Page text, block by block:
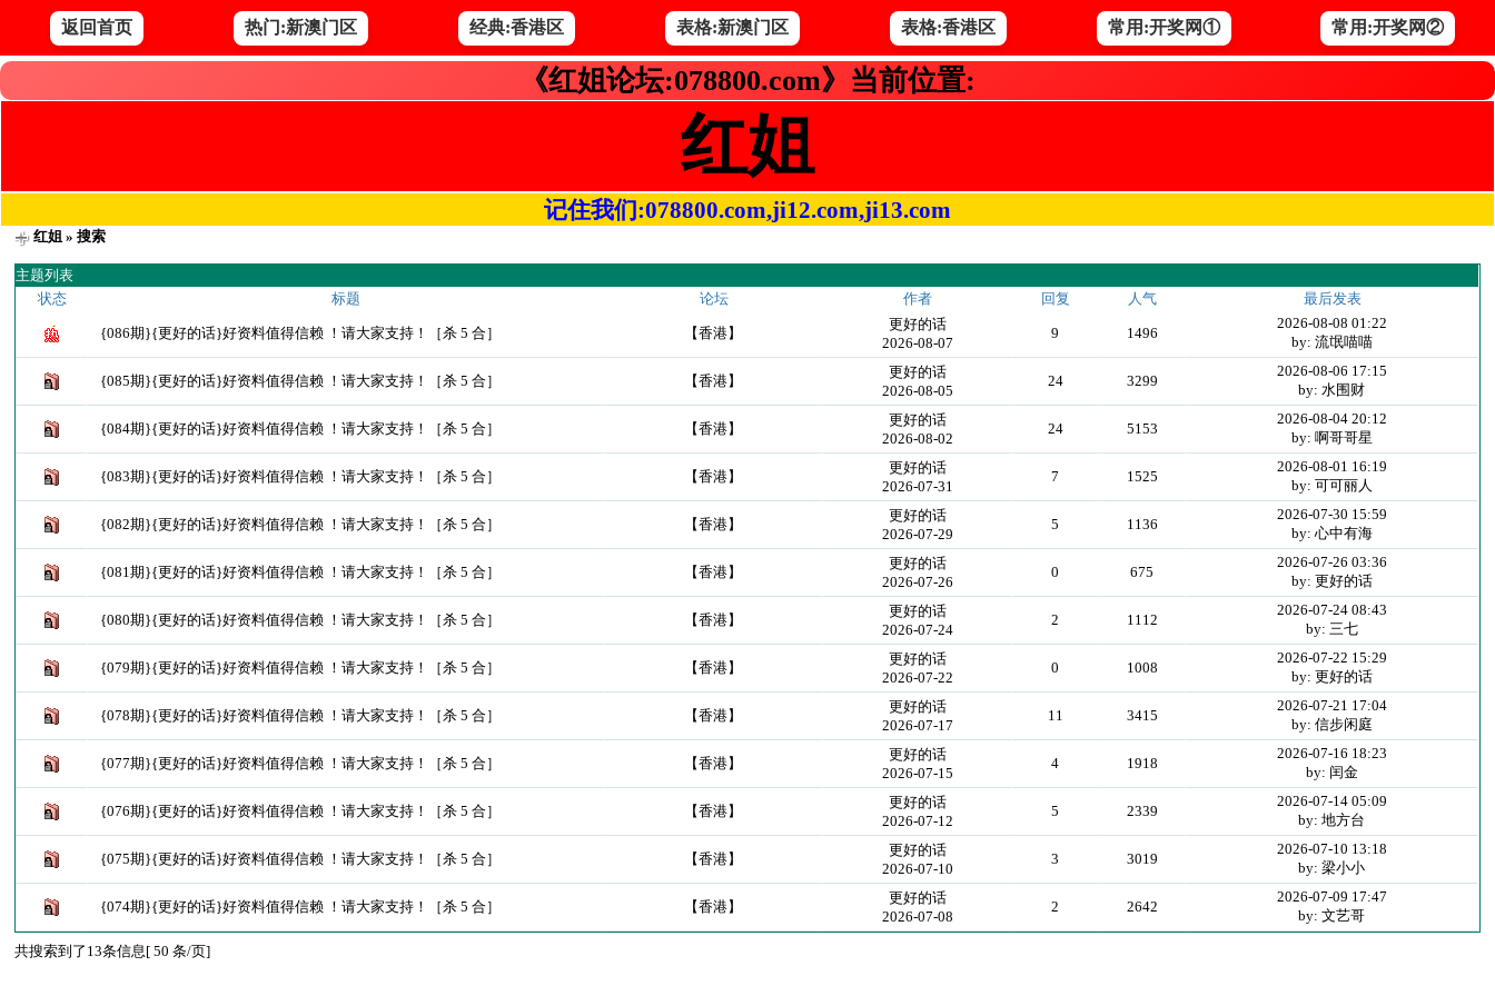
返回首页 热门:新澳门区 经典:香港区 表格:新澳门区 表格:香港区 常用:开奖网① 常用:开奖网②
《红姐论坛:078800.com》当前位置:
红姐
记住我们:078800.com,ji12.com,ji13.com
红姐 » 搜索
主题列表
状态
标题 论坛 作者 回复 人气 最后发表
{086期}{更好的话}好资料值得信赖 ！请大家支持！［杀 5 合］ 【香港】
更好的话
2026-08-07
9 1496
2026-08-08 01:22
by: 流氓喵喵
{085期}{更好的话}好资料值得信赖 ！请大家支持！［杀 5 合］ 【香港】
更好的话
2026-08-05
24 3299
2026-08-06 17:15
by: 水围财
{084期}{更好的话}好资料值得信赖 ！请大家支持！［杀 5 合］ 【香港】
更好的话
2026-08-02
24 5153
2026-08-04 20:12
by: 啊哥哥星
{083期}{更好的话}好资料值得信赖 ！请大家支持！［杀 5 合］ 【香港】
更好的话
2026-07-31
7 1525
2026-08-01 16:19
by: 可可丽人
{082期}{更好的话}好资料值得信赖 ！请大家支持！［杀 5 合］ 【香港】
更好的话
2026-07-29
5 1136
2026-07-30 15:59
by: 心中有海
{081期}{更好的话}好资料值得信赖 ！请大家支持！［杀 5 合］ 【香港】
更好的话
2026-07-26
0 675
2026-07-26 03:36
by: 更好的话
{080期}{更好的话}好资料值得信赖 ！请大家支持！［杀 5 合］ 【香港】
更好的话
2026-07-24
2 1112
2026-07-24 08:43
by: 三七
{079期}{更好的话}好资料值得信赖 ！请大家支持！［杀 5 合］ 【香港】
更好的话
2026-07-22
0 1008
2026-07-22 15:29
by: 更好的话
{078期}{更好的话}好资料值得信赖 ！请大家支持！［杀 5 合］ 【香港】
更好的话
2026-07-17
11 3415
2026-07-21 17:04
by: 信步闲庭
{077期}{更好的话}好资料值得信赖 ！请大家支持！［杀 5 合］ 【香港】
更好的话
2026-07-15
4 1918
2026-07-16 18:23
by: 闰金
{076期}{更好的话}好资料值得信赖 ！请大家支持！［杀 5 合］ 【香港】
更好的话
2026-07-12
5 2339
2026-07-14 05:09
by: 地方台
{075期}{更好的话}好资料值得信赖 ！请大家支持！［杀 5 合］ 【香港】
更好的话
2026-07-10
3 3019
2026-07-10 13:18
by: 梁小小
{074期}{更好的话}好资料值得信赖 ！请大家支持！［杀 5 合］ 【香港】
更好的话
2026-07-08
2 2642
2026-07-09 17:47
by: 文艺哥
共搜索到了13条信息[ 50 条/页]